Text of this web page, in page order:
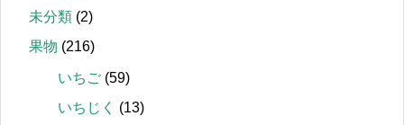
未分類 (2)
果物 (216)
いちご (59)
いちじく
(13)